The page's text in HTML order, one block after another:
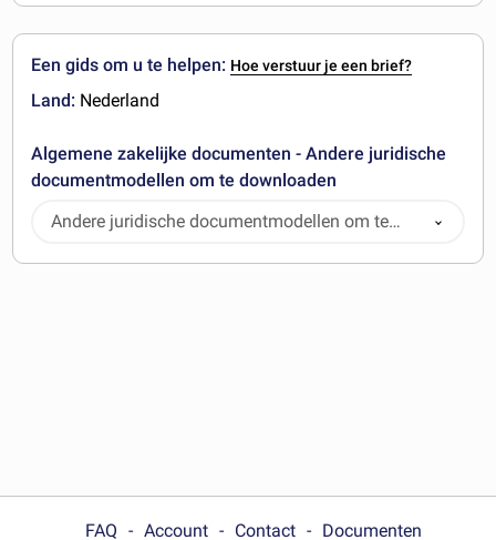
Een gids om u te helpen: Hoe verstuur je een brief?
Land: Nederland
Algemene zakelijke documenten - Andere juridische
documentmodellen om te downloaden
Andere juridische documentmodellen om te
downloaden
FAQ Account Contact Documenten